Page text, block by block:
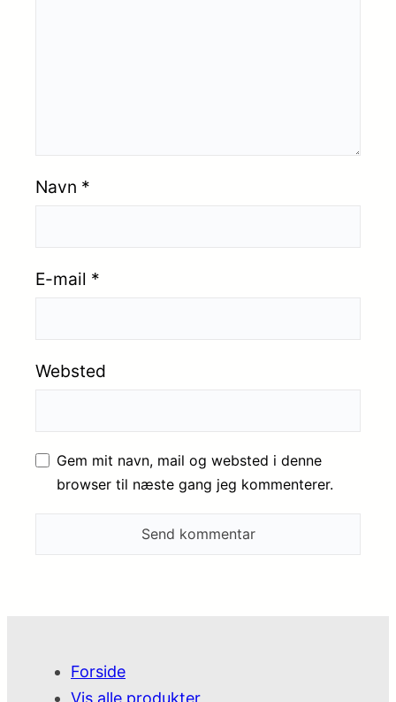
Navn *
E-mail *
Websted
Gem mit navn, mail og websted i denne
browser til næste gang jeg kommenterer.
Forside